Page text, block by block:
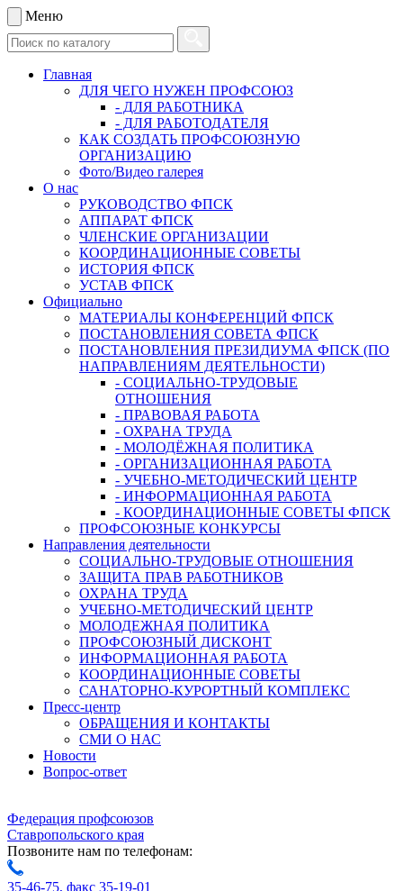
Меню
Главная
ДЛЯ ЧЕГО НУЖЕН ПРОФСОЮЗ
- ДЛЯ РАБОТНИКА
- ДЛЯ РАБОТОДАТЕЛЯ
КАК СОЗДАТЬ ПРОФСОЮЗНУЮ
ОРГАНИЗАЦИЮ
Фото/Видео галерея
О нас
РУКОВОДСТВО ФПСК
АППАРАТ ФПСК
ЧЛЕНСКИЕ ОРГАНИЗАЦИИ
КООРДИНАЦИОННЫЕ СОВЕТЫ
ИСТОРИЯ ФПСК
УСТАВ ФПСК
Официально
МАТЕРИАЛЫ КОНФЕРЕНЦИЙ ФПСК
ПОСТАНОВЛЕНИЯ СОВЕТА ФПСК
ПОСТАНОВЛЕНИЯ ПРЕЗИДИУМА ФПСК (ПО
НАПРАВЛЕНИЯМ ДЕЯТЕЛЬНОСТИ)
- СОЦИАЛЬНО-ТРУДОВЫЕ
ОТНОШЕНИЯ
- ПРАВОВАЯ РАБОТА
- ОХРАНА ТРУДА
- МОЛОДЁЖНАЯ ПОЛИТИКА
- ОРГАНИЗАЦИОННАЯ РАБОТА
- УЧЕБНО-МЕТОДИЧЕСКИЙ ЦЕНТР
- ИНФОРМАЦИОННАЯ РАБОТА
- КООРДИНАЦИОННЫЕ СОВЕТЫ ФПСК
ПРОФСОЮЗНЫЕ КОНКУРСЫ
Направления деятельности
СОЦИАЛЬНО-ТРУДОВЫЕ ОТНОШЕНИЯ
ЗАЩИТА ПРАВ РАБОТНИКОВ
ОХРАНА ТРУДА
УЧЕБНО-МЕТОДИЧЕСКИЙ ЦЕНТР
МОЛОДЕЖНАЯ ПОЛИТИКА
ПРОФСОЮЗНЫЙ ДИСКОНТ
ИНФОРМАЦИОННАЯ РАБОТА
КООРДИНАЦИОННЫЕ СОВЕТЫ
САНАТОРНО-КУРОРТНЫЙ КОМПЛЕКС
Пресс-центр
ОБРАЩЕНИЯ И КОНТАКТЫ
СМИ О НАС
Новости
Вопрос-ответ
Федерация профсоюзов
Ставропольского края
Позвоните нам по телефонам:
35-46-75, факс 35-19-01